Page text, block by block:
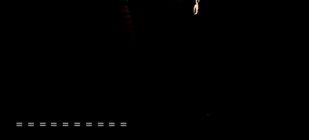
＝＝＝＝＝＝＝＝＝＝